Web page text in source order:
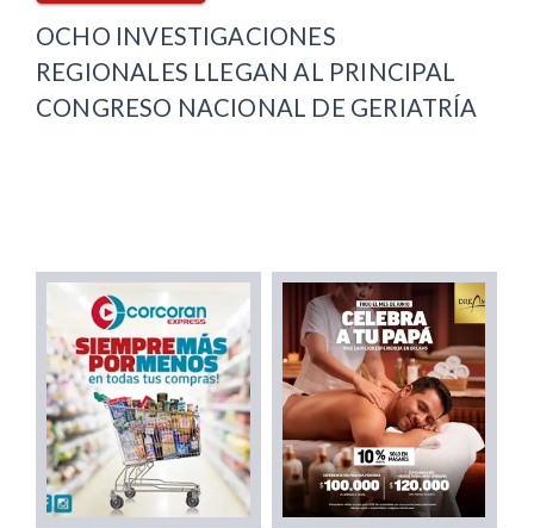
OCHO INVESTIGACIONES
REGIONALES LLEGAN AL PRINCIPAL
CONGRESO NACIONAL DE GERIATRÍA